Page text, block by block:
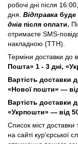
робочі дні після
дня. Відправка буде
днів після оплати.
отримаєте SMS-
накладною (ТТН).
Терміни доставки до
Пошта» 1 - 3 дні,
Вартість доставки
«Нової пошти» —
Вартість доставки
«Укрпошти» — від
Список міст доставки
на сайті кур'єрської